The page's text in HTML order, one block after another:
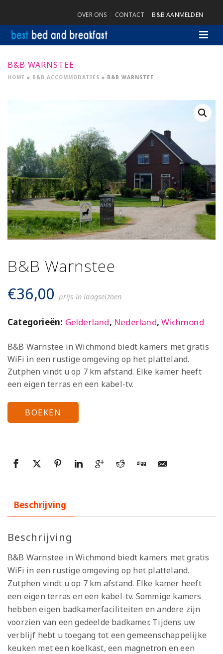
OVER ONS CONTACT B&B AANMELDEN
B&B WARNSTEE
HOME » B&B ACCOMMODATIES » B&B WARNSTEE
B&B Warnstee
€36,00 prijs in laagseizoen
Categorieën: Gelderland, Nederland,Wichmond
B&B Warnstee in Wichmond biedt kamers met gratis
WiFi in een rustige omgeving op het platteland.
Zutphen vindt u op 7 km afstand. Elke kamer heeft
een eigen terras en een kabel-tv.
BOEKEN
Beschrijving
Beschrijving
B&B Warnstee in Wichmond biedt kamers met gratis
WiFi in een rustige omgeving op het platteland.
Zutphen vindt u op 7 km afstand. Elke kamer heeft
een eigen terras en een kabel-tv. Sommige kamers
hebben eigen badkamerfaciliteiten en andere zijn
voorzien van een gedeelde badkamer. Tijdens uw
verblijf hebt u toegang tot een gemeenschappelijke
keuken met een koelkast, een magnetron en een